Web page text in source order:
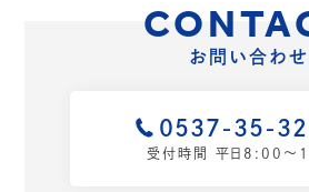
お問い合わせ
0537-35-
受付時間 平日8:00〜